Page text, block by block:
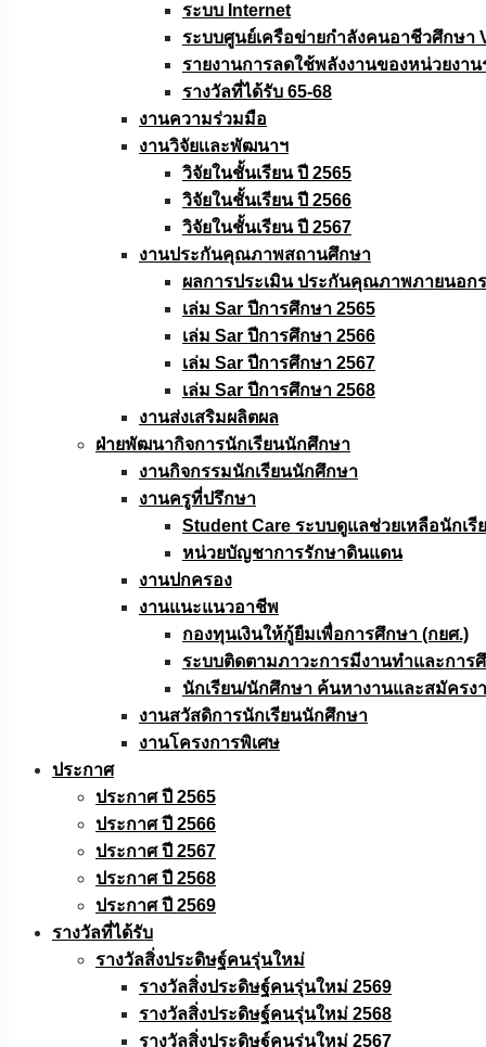
ระบบ Internet
ระบบศูนย์เครือข่ายกำลังคนอาชีวศึกษา
รายงานการลดใช้พลังงานของหน่วยงา
รางวัลที่ได้รับ 65-68
งานความร่วมมือ
งานวิจัยเเละพัฒนาฯ
วิจัยในชั้นเรียน ปี 2565
วิจัยในชั้นเรียน ปี 2566
วิจัยในชั้นเรียน ปี 2567
งานประกันคุณภาพสถานศึกษา
ผลการประเมิน ประกันคุณภาพภายนอก
เล่ม Sar ปีการศึกษา 2565
เล่ม Sar ปีการศึกษา 2566
เล่ม Sar ปีการศึกษา 2567
เล่ม Sar ปีการศึกษา 2568
งานส่งเสริมผลิตผล
ฝ่ายพัฒนากิจการนักเรียนนักศึกษา
งานกิจกรรมนักเรียนนักศึกษา
งานครูที่ปรึกษา
Student Care ระบบดูแลช่วยเหลือนักเรี
หน่วยบัญชาการรักษาดินแดน
งานปกครอง
งานแนะแนวอาชีพ
กองทุนเงินให้กู้ยืมเพื่อการศึกษา (กยศ.)
ระบบติดตามภาวะการมีงานทำและการ
นักเรียน/นักศึกษา ค้นหางานและสมัครง
งานสวัสดิการนักเรียนนักศึกษา
งานโครงการพิเศษ
ประกาศ
ประกาศ ปี 2565
ประกาศ ปี 2566
ประกาศ ปี 2567
ประกาศ ปี 2568
ประกาศ ปี 2569
รางวัลที่ได้รับ
รางวัลสิ่งประดิษฐ์คนรุ่นใหม่
รางวัลสิ่งประดิษฐ์คนรุ่นใหม่ 2569
รางวัลสิ่งประดิษฐ์คนรุ่นใหม่ 2568
รางวัลสิ่งประดิษฐ์คนรุ่นใหม่ 2567